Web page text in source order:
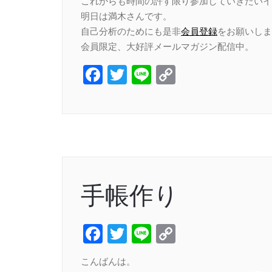
明日は満木さんです。
自己分析のためにも是非会員登録をお願いし
会員限定、大好評メールマガジン配信中。
Facebook
Twitter
Line
手帳作り
Facebook
Twitter
Line
こんばんは。